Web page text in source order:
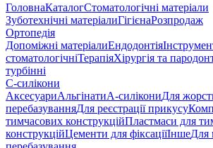
ГоловнаКаталогСтоматологічні матеріали
Зуботехнічні матеріалиГігієнаРозпродаж
Ортопедія
Допоміжні матеріалиЕндодонтія
стоматологічніТерапіяХірургія та
турбінні
С-силікони
АксесуариАльгінатиА-силікониДля
перебазуванняДля реєстрації прикусу
тимчасових конструкційПластмаси для
конструкційЦементи для фіксаціїІншеДля